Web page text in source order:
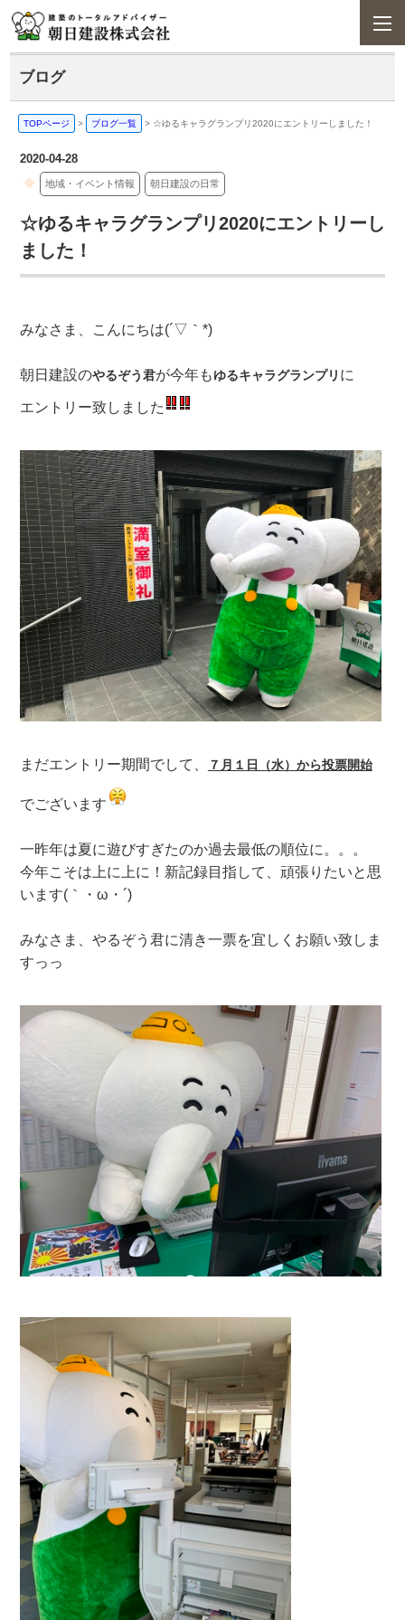
ブログ
TOPページ > ブログ一覧 > ☆ゆるキャラグランプリ2020にエントリーしました！
2020-04-28
地域・イベント情報 朝日建設の日常
☆ゆるキャラグランプリ2020にエントリーし
ました！
みなさま、こんにちは(´▽｀*)
朝日建設のやるぞう君が今年もゆるキャラグランプリ に
エントリー致しました
まだエントリー期間でして、 ７月１日（水）から投票開始
でございます
一昨年は夏に遊びすぎたのか過去最低の順位に。。。
今年こそは上に上に！新記録目指して、頑張りたいと思
います(｀・ω・´)
みなさま、やるぞう君に清き一票を宜しくお願い致しま
すっっ